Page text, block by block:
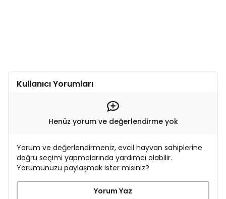
Kullanıcı Yorumları
Henüz yorum ve değerlendirme yok
Yorum ve değerlendirmeniz, evcil hayvan sahiplerine
doğru seçimi yapmalarında yardımcı olabilir.
Yorumunuzu paylaşmak ister misiniz?
Yorum Yaz